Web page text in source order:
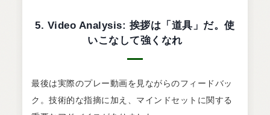
5. Video Analysis: 挨拶は「道具」だ。使
いこなして強くなれ
最後は実際のプレー動画を見ながらのフィードバッ
ク。技術的な指摘に加え、マインドセットに関する